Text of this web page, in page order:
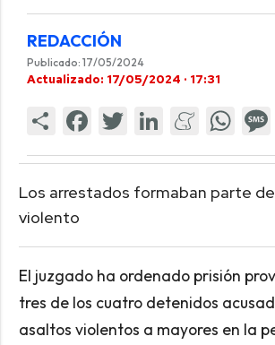
REDACCIÓN
Publicado: 17/05/2024
Actualizado: 17/05/2024 · 17:31
Los arrestados formaban parte
violento
El juzgado ha ordenado prisión
tres de los cuatro detenidos
asaltos violentos a mayores en la